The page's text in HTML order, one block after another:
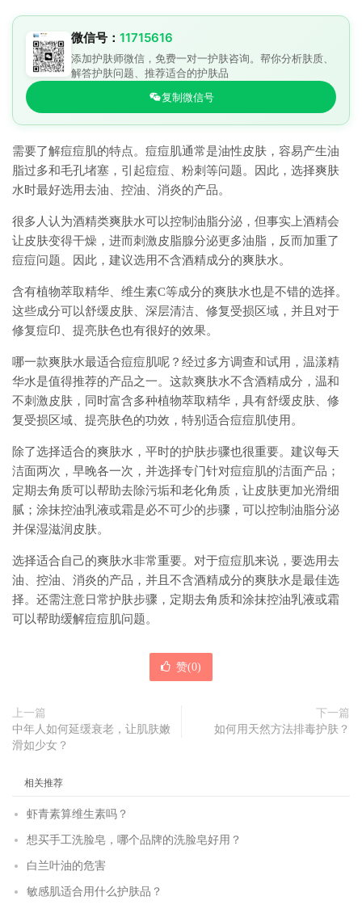
微信号： 11715616
添加护肤师微信，免费一对一护肤咨询。帮你分析肤质、
解答护肤问题、推荐适合的护肤品
复制微信号
需要了解痘痘肌的特点。痘痘肌通常是油性皮肤，容易产生油
脂过多和毛孔堵塞，引起痘痘、粉刺等问题。因此，选择爽肤
水时最好选用去油、控油、消炎的产品。
很多人认为酒精类爽肤水可以控制油脂分泌，但事实上酒精会
让皮肤变得干燥，进而刺激皮脂腺分泌更多油脂，反而加重了
痘痘问题。因此，建议选用不含酒精成分的爽肤水。
含有植物萃取精华、维生素C等成分的爽肤水也是不错的选择。
这些成分可以舒缓皮肤、深层清洁、修复受损区域，并且对于
修复痘印、提亮肤色也有很好的效果。
哪一款爽肤水最适合痘痘肌呢？经过多方调查和试用，温漾精
华水是值得推荐的产品之一。这款爽肤水不含酒精成分，温和
不刺激皮肤，同时富含多种植物萃取精华，具有舒缓皮肤、修
复受损区域、提亮肤色的功效，特别适合痘痘肌使用。
除了选择适合的爽肤水，平时的护肤步骤也很重要。建议每天
洁面两次，早晚各一次，并选择专门针对痘痘肌的洁面产品；
定期去角质可以帮助去除污垢和老化角质，让皮肤更加光滑细
腻；涂抹控油乳液或霜是必不可少的步骤，可以控制油脂分泌
并保湿滋润皮肤。
选择适合自己的爽肤水非常重要。对于痘痘肌来说，要选用去
油、控油、消炎的产品，并且不含酒精成分的爽肤水是最佳选
择。还需注意日常护肤步骤，定期去角质和涂抹控油乳液或霜
可以帮助缓解痘痘肌问题。
赞(0)
上一篇
中年人如何延缓衰老，让肌肤嫩
滑如少女？
下一篇
如何用天然方法排毒护肤？
相关推荐
虾青素算维生素吗？
想买手工洗脸皂，哪个品牌的洗脸皂好用？
白兰叶油的危害
敏感肌适合用什么护肤品？